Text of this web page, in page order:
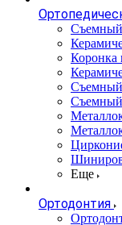
Съемный
Коронка
Съемный
Съемный
Еще
Ортодонтия